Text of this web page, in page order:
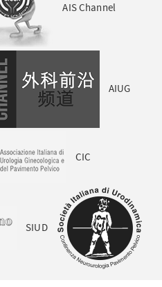
AIS Channel
AIUG
CIC
SIUD